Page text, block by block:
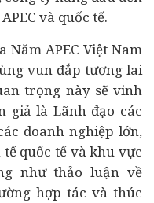
và quốc tế.
Năm APEC Việt Nam
vun đắp tương lai
trọng này sẽ vinh
giả là Lãnh đạo các
doanh nghiệp lớn,
quốc tế và khu vực
như thảo luận về
hợp tác và thúc